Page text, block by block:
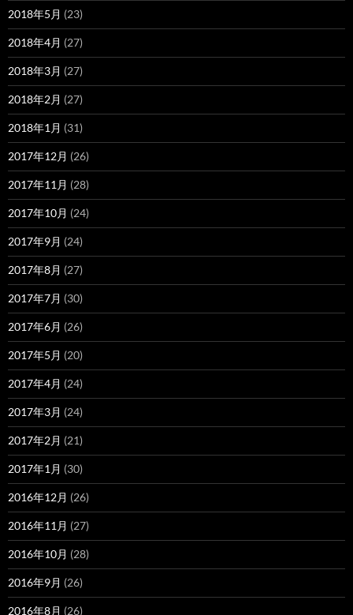
2018年5月 (23)
2018年4月 (27)
2018年3月 (27)
2018年2月 (27)
2018年1月 (31)
2017年12月 (26)
2017年11月 (28)
2017年10月 (24)
2017年9月 (24)
2017年8月 (27)
2017年7月 (30)
2017年6月 (26)
2017年5月 (20)
2017年4月 (24)
2017年3月 (24)
2017年2月 (21)
2017年1月 (30)
2016年12月 (26)
2016年11月 (27)
2016年10月 (28)
2016年9月 (26)
2016年8月 (26)